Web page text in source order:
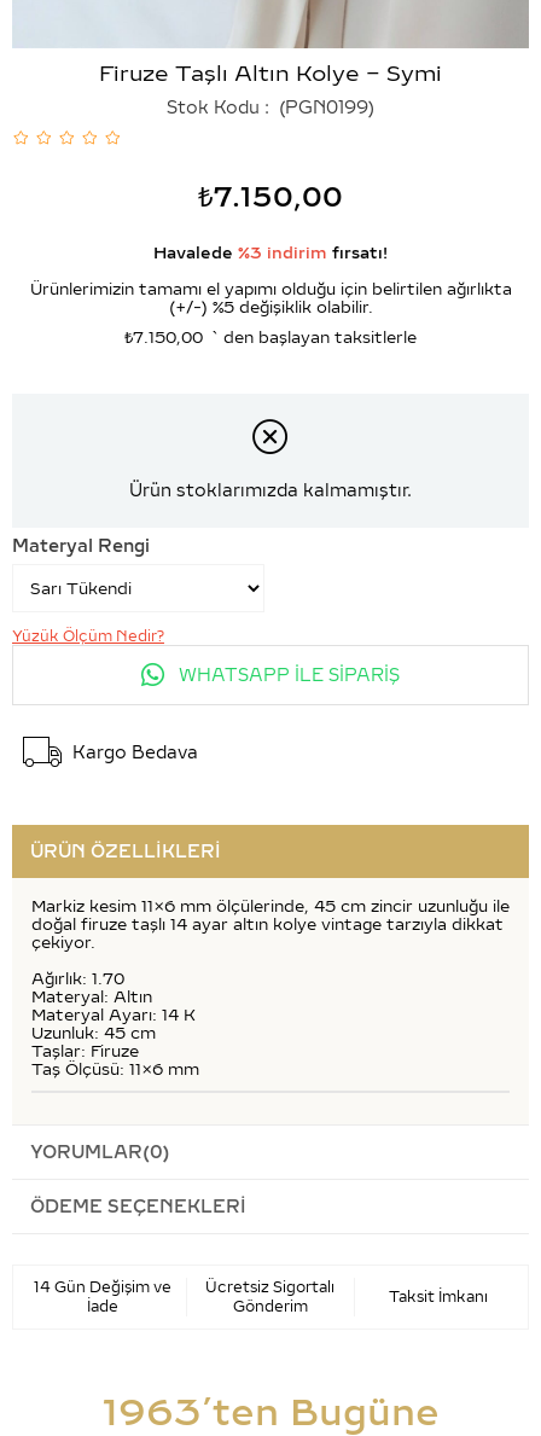
Firuze Taşlı Altın Kolye – Symi
Stok Kodu (PGN0199)
₺7.150,00
Havalede %3 indirim fırsatı!
Ürünlerimizin tamamı el yapımı olduğu için belirtilen ağırlıkta
(+/-) %5 değişiklik olabilir.
₺7.150,00 `den başlayan taksitlerle
Ürün stoklarımızda kalmamıştır.
Materyal Rengi
Yüzük Ölçüm Nedir?
WHATSAPP İLE SİPARİŞ
Kargo Bedava
ÜRÜN ÖZELLIKLERI
Markiz kesim 11x6 mm ölçülerinde, 45 cm zincir uzunluğu ile
doğal firuze taşlı 14 ayar altın kolye vintage tarzıyla dikkat
çekiyor.
Ağırlık: 1.70
Materyal: Altın
Materyal Ayarı: 14 K
Uzunluk: 45 cm
Taşlar: Firuze
Taş Ölçüsü: 11x6 mm
YORUMLAR(0)
ÖDEME SEÇENEKLERI
14 Gün Değişim ve
İade
Ücretsiz Sigortalı
Gönderim
Taksit İmkanı
1963’ten Bugüne